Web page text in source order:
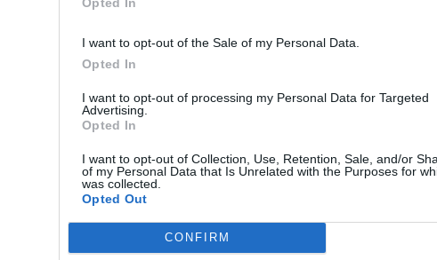
I want to opt-out of the Sale of my Personal Data.
Opted In
I want to opt-out of processing my Personal Data for Targeted
Advertising.
Opted In
I want to opt-out of Collection, Use, Retention, Sale, and/or
of my Personal Data that Is Unrelated with the Purposes for
was collected.
Opted Out
CONFIRM